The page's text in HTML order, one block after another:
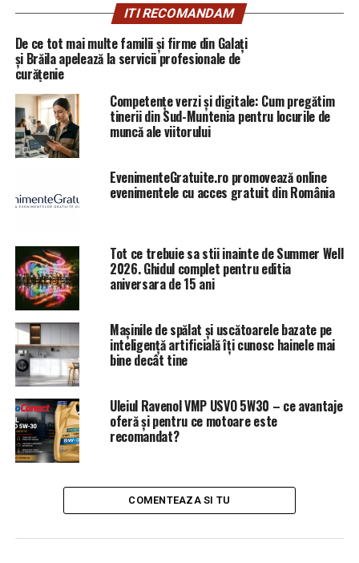
serviciu, exercitarea funcției cu rea-credință sau gravă
Alfred”. (Frone A.).
ARTICOLE PE ACEIASI TEMA: PRIMA
URMATORUL
Dragnea i-a „sutit” lui Iohannis si „funcţia de mediere”
intre puterile statului/ Asta e ceea ce vede oricine din
afara care priveste jocul de putere (power game) din
NU RATATI
Președintele declară război Curții Constituționale si
cheamă la luptă pe #Rezist – Comisarul de Prahova
ITI RECOMANDAM
De ce tot mai multe familii și firme din Galați
și Brăila apelează la servicii profesionale de
curățenie
Competențe verzi și digitale: Cum pregătim
tinerii din Sud-Muntenia pentru locurile de
muncă ale viitorului
EvenimenteGratuite.ro promovează online
evenimentele cu acces gratuit din România
Tot ce trebuie sa stii inainte de Summer Well
2026. Ghidul complet pentru editia
aniversara de 15 ani
Mașinile de spălat și uscătoarele bazate pe
inteligență artificială îți cunosc hainele mai
bine decât tine
Uleiul Ravenol VMP USVO 5W30 – ce avantaje
oferă și pentru ce motoare este
recomandat?
COMENTEAZA SI TU